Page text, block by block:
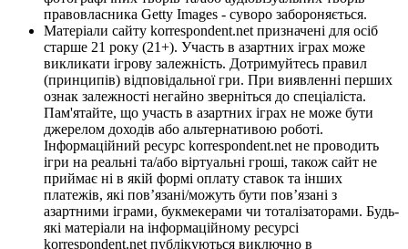
правовласника Getty Images - суворо забороняється.
Матеріали сайту korrespondent.net призначені для осіб
старше 21 року (21+). Участь в азартних іграх може
викликати ігрову залежність. Дотримуйтесь правил
(принципів) відповідальної гри. При виявленні перших
ознак залежності негайно зверніться до спеціаліста.
Пам'ятайте, що участь в азартних іграх не може бути
джерелом доходів або альтернативою роботі.
Інформаційний ресурс korrespondent.net не проводить
ігри на реальні та/або віртуальні гроші, також сайт не
приймає ні в якій формі оплату ставок та інших
платежів, які пов’язані/можуть бути пов’язані з
азартними іграми, букмекерами чи тоталізаторами. Будь-
які матеріали на інформаційному ресурсі
korrespondent.net публікуються виключно в